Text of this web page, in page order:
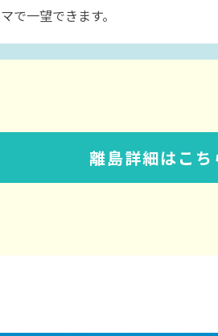
マで一望できます。
離島詳細はこち